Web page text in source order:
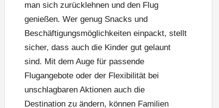
man sich zurücklehnen und den Flug
genießen. Wer genug Snacks und
Beschäftigungsmöglichkeiten einpackt, stellt
sicher, dass auch die Kinder gut gelaunt
sind. Mit dem Auge für passende
Flugangebote oder der Flexibilität bei
unschlagbaren Aktionen auch die
Destination zu ändern, können Familien